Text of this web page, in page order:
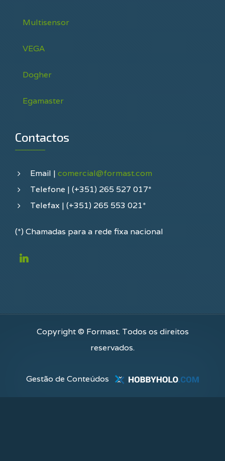
Multisensor
VEGA
Dogher
Egamaster
Contactos
Email | comercial@formast.com
Telefone | (+351) 265 527 017*
Telefax | (+351) 265 553 021*
(*) Chamadas para a rede fixa nacional
Copyright © Formast. Todos os direitos
reservados.
Gestão de Conteúdos